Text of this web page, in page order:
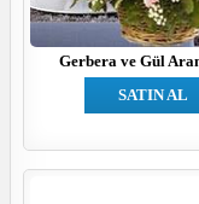
Gerbera ve Gül
SATIN AL